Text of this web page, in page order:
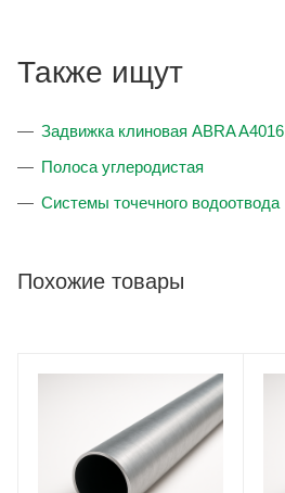
Также ищут
Задвижка клиновая ABRA A4016
Полоса углеродистая
Системы точечного водоотвода
Похожие товары